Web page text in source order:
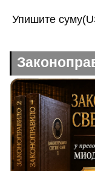
Упишите